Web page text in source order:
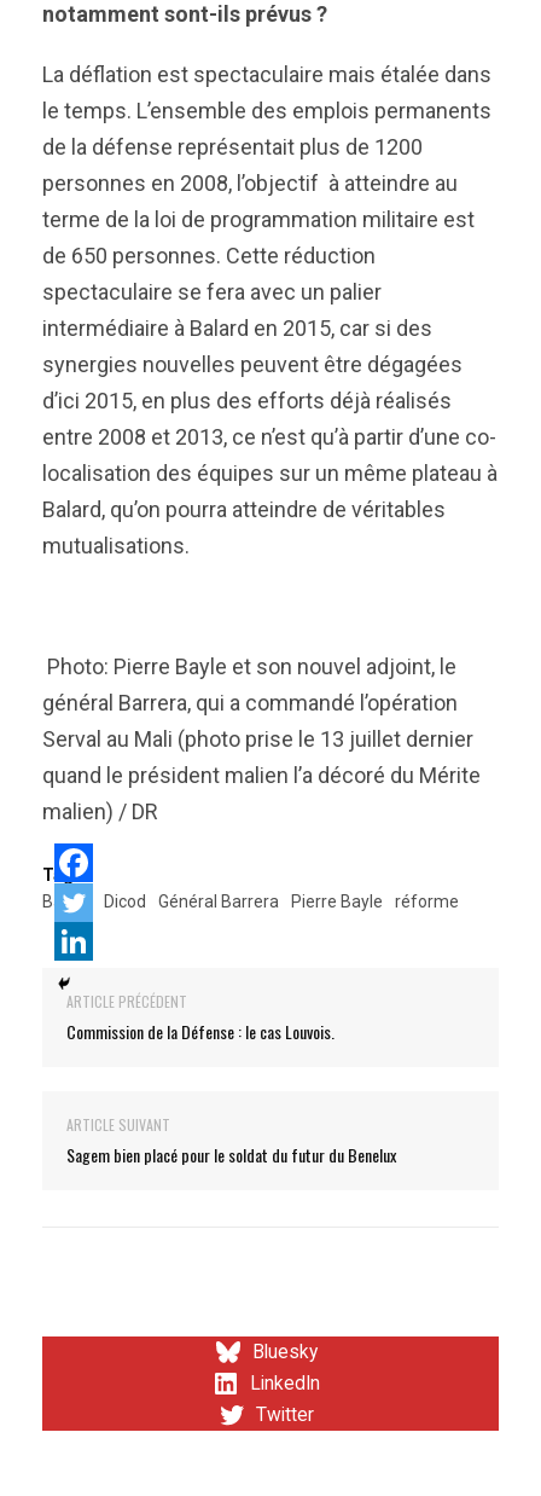
notamment sont-ils prévus ?
La déflation est spectaculaire mais étalée dans
le temps. L’ensemble des emplois permanents
de la défense représentait plus de 1200
personnes en 2008, l’objectif à atteindre au
terme de la loi de programmation militaire est
de 650 personnes. Cette réduction
spectaculaire se fera avec un palier
intermédiaire à Balard en 2015, car si des
synergies nouvelles peuvent être dégagées
d’ici 2015, en plus des efforts déjà réalisés
entre 2008 et 2013, ce n’est qu’à partir d’une co-
localisation des équipes sur un même plateau à
Balard, qu’on pourra atteindre de véritables
mutualisations.
Photo: Pierre Bayle et son nouvel adjoint, le
général Barrera, qui a commandé l’opération
Serval au Mali (photo prise le 13 juillet dernier
quand le président malien l’a décoré du Mérite
malien) / DR
Tags:
Balard
Dicod Général Barrera Pierre Bayle réforme
ARTICLE PRÉCÉDENT
Commission de la Défense : le cas Louvois.
ARTICLE SUIVANT
Sagem bien placé pour le soldat du futur du Benelux
Bluesky
LinkedIn
Twitter